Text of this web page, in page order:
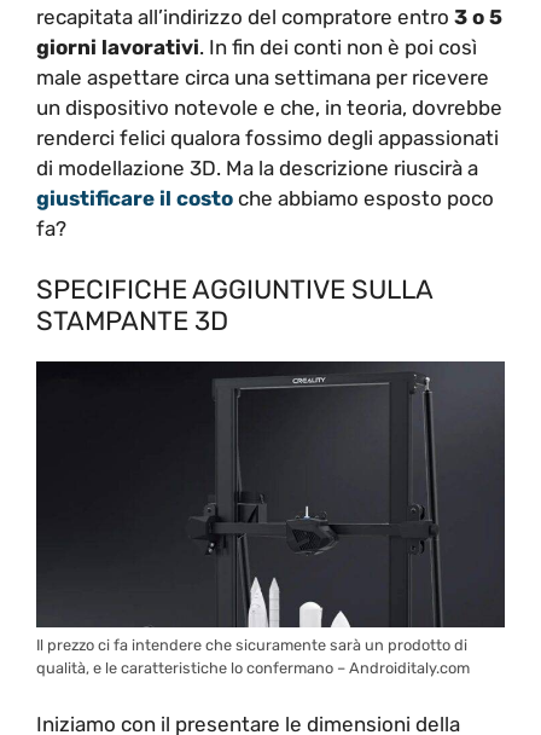
recapitata all’indirizzo del compratore entro 3 o 5
giorni lavorativi. In fin dei conti non è poi così
male aspettare circa una settimana per ricevere
un dispositivo notevole e che, in teoria, dovrebbe
renderci felici qualora fossimo degli appassionati
di modellazione 3D. Ma la descrizione riuscirà a
giustificare il costo che abbiamo esposto poco
fa?
SPECIFICHE AGGIUNTIVE SULLA
STAMPANTE 3D
Il prezzo ci fa intendere che sicuramente sarà un prodotto di
qualità, e le caratteristiche lo confermano – Androiditaly.com
Iniziamo con il presentare le dimensioni della